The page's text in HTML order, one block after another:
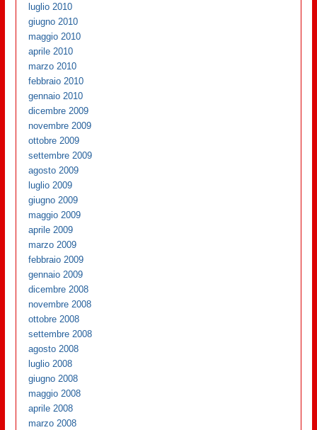
luglio 2010
giugno 2010
maggio 2010
aprile 2010
marzo 2010
febbraio 2010
gennaio 2010
dicembre 2009
novembre 2009
ottobre 2009
settembre 2009
agosto 2009
luglio 2009
giugno 2009
maggio 2009
aprile 2009
marzo 2009
febbraio 2009
gennaio 2009
dicembre 2008
novembre 2008
ottobre 2008
settembre 2008
agosto 2008
luglio 2008
giugno 2008
maggio 2008
aprile 2008
marzo 2008